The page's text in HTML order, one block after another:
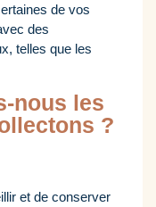
de vos
des
telles que les
nous les
?
et de conserver